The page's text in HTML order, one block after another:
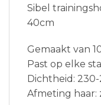
Sibel
40cm
Gemaakt van
Past op elke
Dichtheid:
Afmeting haar: